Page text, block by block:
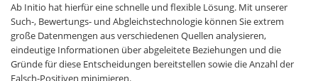
Ab Initio hat hierfür eine schnelle und flexible Lösung. Mit unserer
Such-, Bewertungs- und Abgleichstechnologie können Sie extrem
große Datenmengen aus verschiedenen Quellen analysieren,
eindeutige Informationen über abgeleitete Beziehungen und die
Gründe für diese Entscheidungen bereitstellen sowie die Anzahl der
Falsch-Positiven minimieren.